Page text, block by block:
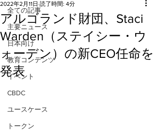
全ての記事
主要ニュース
日本向け
教育コンテンツ
イベント
CBDC
ユースケース
トークン
アルゴランド財団、Staci
Warden（ステイシー・ウ
ォーデン）の新CEO任命を
発表
2022年2月11日 読了時間: 4分